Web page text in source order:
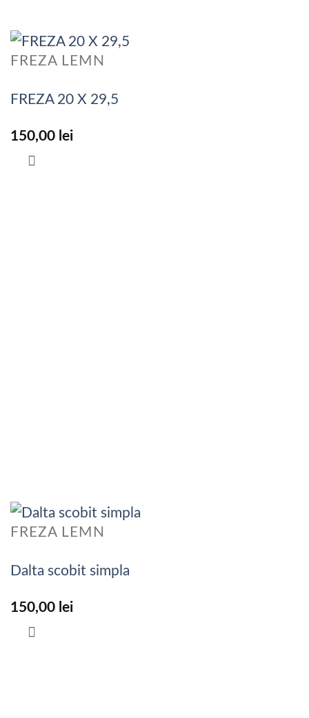
FREZA LEMN
FREZA 20 X 29,5
150,00 lei
FREZA LEMN
Dalta scobit simpla
150,00 lei